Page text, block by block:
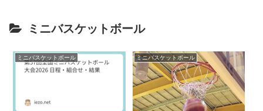
ミニバスケットボール
ミニバスケットボール ミニバスケットボール